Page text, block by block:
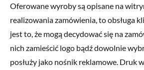
Oferowane wyroby są opisane na
realizowania zamówienia, to obsługa
jest to, że mogą decydować się na
nich zamieścić logo bądź dowolnie
posłuży jako nośnik reklamowe. Druk